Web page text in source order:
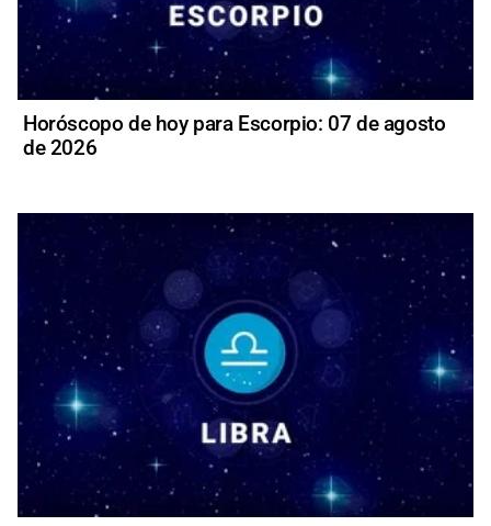
Horóscopo de hoy para Escorpio: 07 de agosto
de 2026